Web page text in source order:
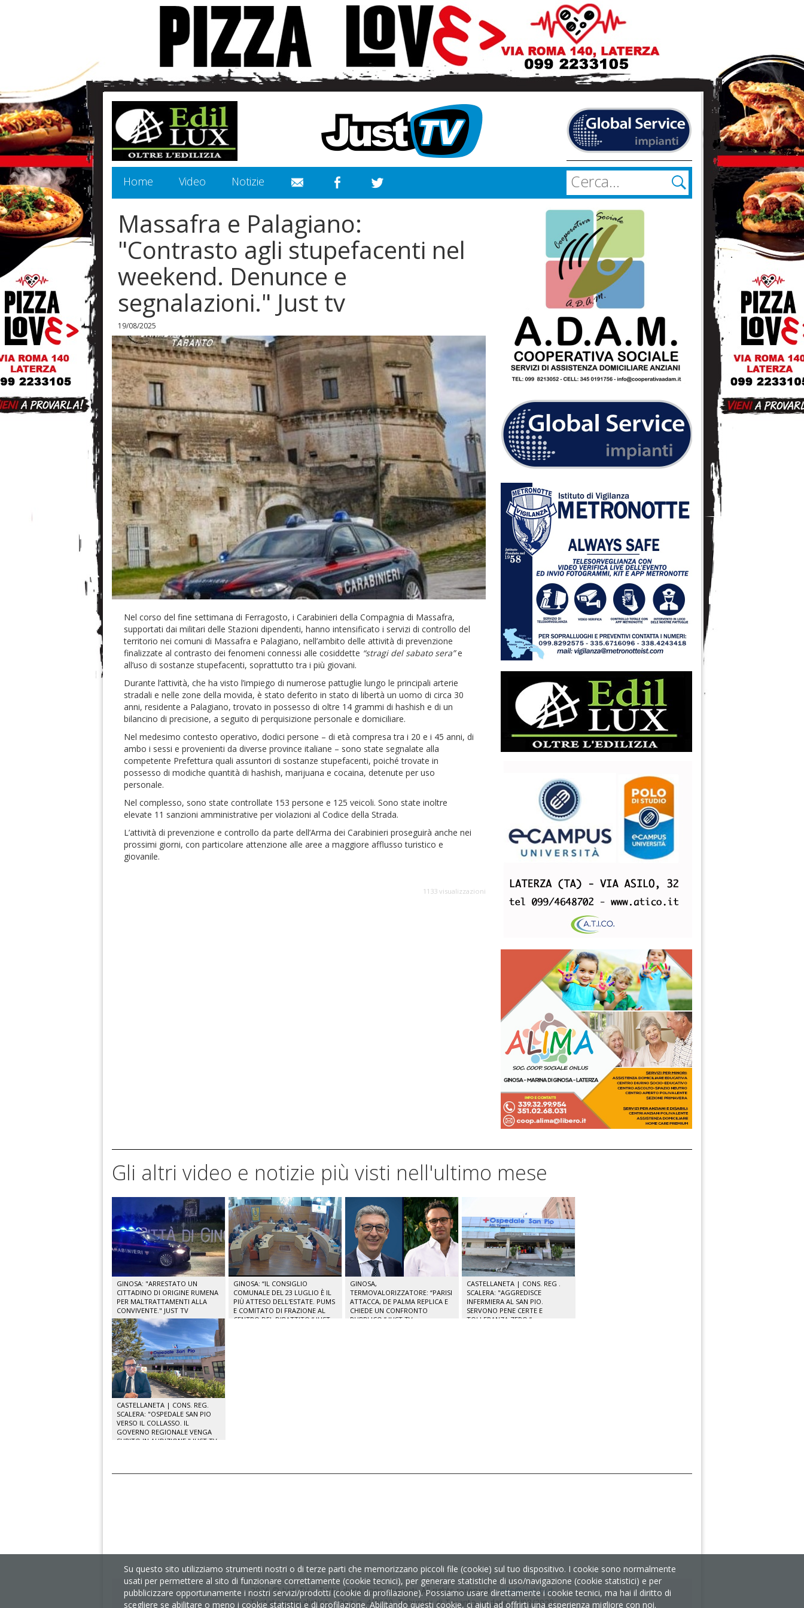
Su questo sito utilizziamo strumenti nostri o di terze parti che memorizzano piccoli file (cookie) sul tuo dispositivo. I cookie sono normalmente
usati per permettere al sito di funzionare correttamente (cookie tecnici), per generare statistiche di uso/navigazione (cookie statistici) e per
pubblicizzare opportunamente i nostri servizi/prodotti (cookie di profilazione). Possiamo usare direttamente i cookie tecnici, ma hai il diritto di
scegliere se abilitare o meno i cookie statistici e di profilazione. Abilitando questi cookie, ci aiuti ad offrirti una esperienza migliore con noi.
Home Video Notizie
Massafra e Palagiano:
"Contrasto agli stupefacenti nel
weekend. Denunce e
segnalazioni." Just tv
19/08/2025
Nel corso del fine settimana di Ferragosto, i Carabinieri della Compagnia di Massafra,
supportati dai militari delle Stazioni dipendenti, hanno intensificato i servizi di controllo del
territorio nei comuni di Massafra e Palagiano, nell’ambito delle attività di prevenzione
finalizzate al contrasto dei fenomeni connessi alle cosiddette “stragi del sabato sera”e
all’uso di sostanze stupefacenti, soprattutto tra i più giovani.
Durante l’attività, che ha visto l’impiego di numerose pattuglie lungo le principali arterie
stradali e nelle zone della movida, è stato deferito in stato di libertà un uomo di circa 30
anni, residente a Palagiano, trovato in possesso di oltre 14 grammi di hashish e di un
bilancino di precisione, a seguito di perquisizione personale e domiciliare.
Nel medesimo contesto operativo, dodici persone – di età compresa tra i 20 e i 45 anni, di
ambo i sessi e provenienti da diverse province italiane – sono state segnalate alla
competente Prefettura quali assuntori di sostanze stupefacenti, poiché trovate in
possesso di modiche quantità di hashish, marijuana e cocaina, detenute per uso
personale.
Nel complesso, sono state controllate 153 persone e 125 veicoli. Sono state inoltre
elevate 11 sanzioni amministrative per violazioni al Codice della Strada.
L’attività di prevenzione e controllo da parte dell’Arma dei Carabinieri proseguirà anche nei
prossimi giorni, con particolare attenzione alle aree a maggiore afflusso turistico e
giovanile.
1133 visualizzazioni
Gli altri video e notizie più visti nell'ultimo mese
GINOSA: "ARRESTATO UN
CITTADINO DI ORIGINE RUMENA
PER MALTRATTAMENTI ALLA
CONVIVENTE." JUST TV
GINOSA: “IL CONSIGLIO
COMUNALE DEL 23 LUGLIO È IL
PIÙ ATTESO DELL'ESTATE. PUMS
E COMITATO DI FRAZIONE AL
CENTRO DEL DIBATTITO.” JUST
GINOSA,
TERMOVALORIZZATORE: “PARISI
ATTACCA, DE PALMA REPLICA E
CHIEDE UN CONFRONTO
PUBBLICO.” JUST TV
CASTELLANETA | CONS. REG .
SCALERA: "AGGREDISCE
INFERMIERA AL SAN PIO.
SERVONO PENE CERTE E
TOLLERANZA ZERO.”
CASTELLANETA | CONS. REG.
SCALERA: "OSPEDALE SAN PIO
VERSO IL COLLASSO. IL
GOVERNO REGIONALE VENGA
SUBITO IN AUDIZIONE." JUST TV
2026 © Just TV – Tutti i diritti sono riservati. All rights reserved –info@just-tv.it
Testata giornalistica – Reg. n. 4/2020, Tribunale di Taranto, in data 04/08/2020